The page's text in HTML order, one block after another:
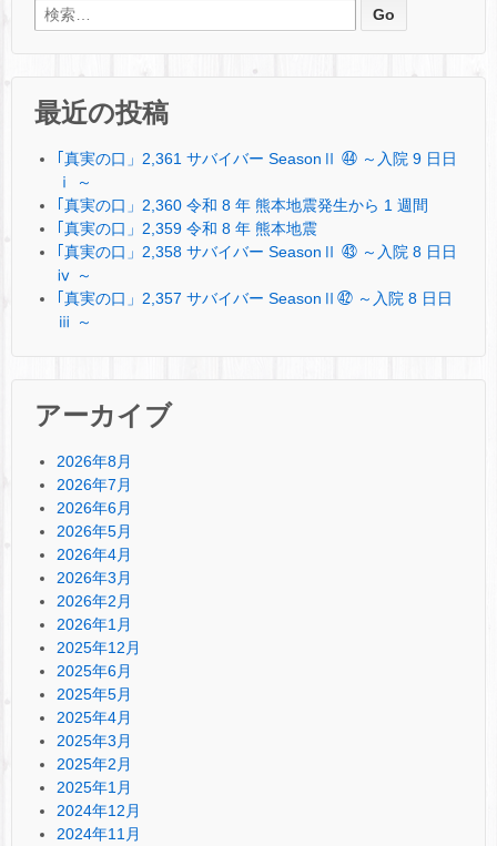
検索:
最近の投稿
｢真実の口」2,361 サバイバー SeasonⅡ ㊹ ～入院 9 日日
ⅰ ～
｢真実の口」2,360 令和 8 年 熊本地震発生から 1 週間
｢真実の口」2,359 令和 8 年 熊本地震
｢真実の口」2,358 サバイバー SeasonⅡ ㊸ ～入院 8 日日
ⅳ ～
｢真実の口」2,357 サバイバー SeasonⅡ㊷ ～入院 8 日日
ⅲ ～
アーカイブ
2026年8月
2026年7月
2026年6月
2026年5月
2026年4月
2026年3月
2026年2月
2026年1月
2025年12月
2025年6月
2025年5月
2025年4月
2025年3月
2025年2月
2025年1月
2024年12月
2024年11月